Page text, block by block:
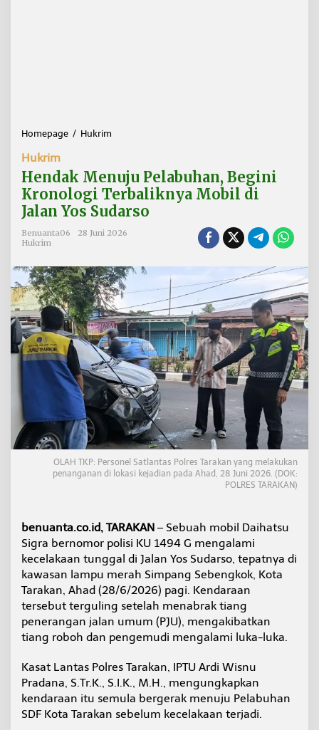
Homepage / Hukrim
d
a
k
M
n
u
P
e
l
a
b
h
a
n
,
B
g
n
n
o
l
o
g
i
T
e
r
l
i
k
n
Hukrim
Hendak Menuju Pelabuhan, Begini
Kronologi Terbaliknya Mobil di
Jalan Yos Sudarso
Benuanta06
28 Juni 2026
Hukrim
OLAH TKP: Personel Satlantas Polres Tarakan yang melakukan
penanganan di lokasi kejadian pada Ahad, 28 Juni 2026. (DOK:
POLRES TARAKAN)
benuanta.co.id, TARAKAN – Sebuah mobil Daihatsu
Sigra bernomor polisi KU 1494 G mengalami
kecelakaan tunggal di Jalan Yos Sudarso, tepatnya di
kawasan lampu merah Simpang Sebengkok, Kota
Tarakan, Ahad (28/6/2026) pagi. Kendaraan
tersebut terguling setelah menabrak tiang
penerangan jalan umum (PJU), mengakibatkan
tiang roboh dan pengemudi mengalami luka-luka.
Kasat Lantas Polres Tarakan, IPTU Ardi Wisnu
Pradana, S.Tr.K., S.I.K., M.H., mengungkapkan
kendaraan itu semula bergerak menuju Pelabuhan
SDF Kota Tarakan sebelum kecelakaan terjadi.